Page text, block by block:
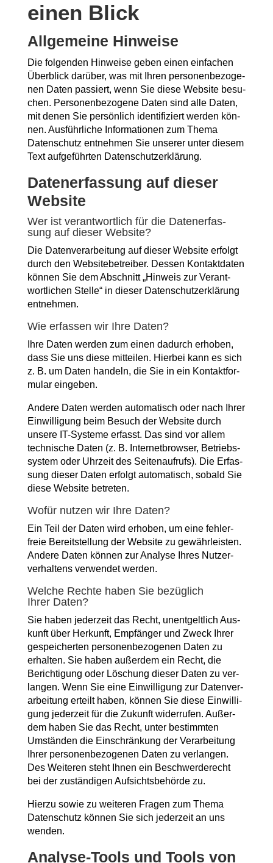
einen Blick
All­ge­mei­ne Hinweise
Die fol­gen­den Hin­wei­se geben einen ein­fa­chen
Über­blick dar­über, was mit Ihren per­so­nen­be­zo­ge­
nen Daten pas­siert, wenn Sie die­se Web­site besu­
chen. Per­so­nen­be­zo­ge­ne Daten sind alle Daten,
mit denen Sie per­sön­lich iden­ti­fi­ziert wer­den kön­
nen. Aus­führ­li­che Infor­ma­tio­nen zum The­ma
Daten­schutz ent­neh­men Sie unse­rer unter die­sem
Text auf­ge­führ­ten Datenschutzerklärung.
Daten­er­fas­sung auf die­ser
Website
Wer ist ver­ant­wort­lich für die Daten­er­fas­
sung auf die­ser Website?
Die Daten­ver­ar­bei­tung auf die­ser Web­site erfolgt
durch den Web­site­be­trei­ber. Des­sen Kon­takt­da­ten
kön­nen Sie dem Abschnitt „Hin­weis zur Ver­ant­
wort­li­chen Stel­le“ in die­ser Daten­schutz­er­klä­rung
entnehmen.
Wie erfas­sen wir Ihre Daten?
Ihre Daten wer­den zum einen dadurch erho­ben,
dass Sie uns die­se mit­tei­len. Hier­bei kann es sich
z. B. um Daten han­deln, die Sie in ein Kon­takt­for­
mu­lar eingeben.
Ande­re Daten wer­den auto­ma­tisch oder nach Ihrer
Ein­wil­li­gung beim Besuch der Web­site durch
unse­re IT-Sys­te­me erfasst. Das sind vor allem
tech­ni­sche Daten (z. B. Inter­net­brow­ser, Betriebs­
sys­tem oder Uhr­zeit des Sei­ten­auf­rufs). Die Erfas­
sung die­ser Daten erfolgt auto­ma­tisch, sobald Sie
die­se Web­site betreten.
Wofür nut­zen wir Ihre Daten?
Ein Teil der Daten wird erho­ben, um eine feh­ler­
freie Bereit­stel­lung der Web­site zu gewähr­leis­ten.
Ande­re Daten kön­nen zur Ana­ly­se Ihres Nut­zer­
ver­hal­tens ver­wen­det werden.
Wel­che Rech­te haben Sie bezüg­lich
Ihrer Daten?
Sie haben jeder­zeit das Recht, unent­gelt­lich Aus­
kunft über Her­kunft, Emp­fän­ger und Zweck Ihrer
gespei­cher­ten per­so­nen­be­zo­ge­nen Daten zu
erhal­ten. Sie haben außer­dem ein Recht, die
Berich­ti­gung oder Löschung die­ser Daten zu ver­
lan­gen. Wenn Sie eine Ein­wil­li­gung zur Daten­ver­
ar­bei­tung erteilt haben, kön­nen Sie die­se Ein­wil­li­
gung jeder­zeit für die Zukunft wider­ru­fen. Außer­
dem haben Sie das Recht, unter bestimm­ten
Umstän­den die Ein­schrän­kung der Ver­ar­bei­tung
Ihrer per­so­nen­be­zo­ge­nen Daten zu ver­lan­gen.
Des Wei­te­ren steht Ihnen ein Beschwer­de­recht
bei der zustän­di­gen Auf­sichts­be­hör­de zu.
Hier­zu sowie zu wei­te­ren Fra­gen zum The­ma
Daten­schutz kön­nen Sie sich jeder­zeit an uns
wenden.
Ana­ly­se-Tools und Tools von